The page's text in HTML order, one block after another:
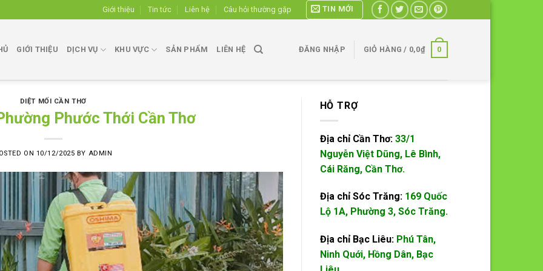
Giới thiệu Tin tức Liên hệ Câu hỏi thường gặp TIN MỚI
GIỚI THIỆU DỊCH VỤ KHU VỰC SẢN PHẨM LIÊN HỆ ĐĂNG NHẬP GIỎ HÀNG / 0,0₫ 0
DIỆT MỐI CẦN THƠ
Phước Thới Cần Thơ
ON 10/12/2025 BY ADMIN
HỖ TRỢ
Địa chỉ Cần Thơ: 33/1
Nguyễn Việt Dũng, Lê Bình,
Cái Răng, Cần Thơ.
Địa chỉ Sóc Trăng: 169 Quốc
Lộ 1A, Phường 3, Sóc Trăng.
Địa chỉ Bạc Liêu: Phú Tân,
Ninh Quới, Hồng Dân, Bạc